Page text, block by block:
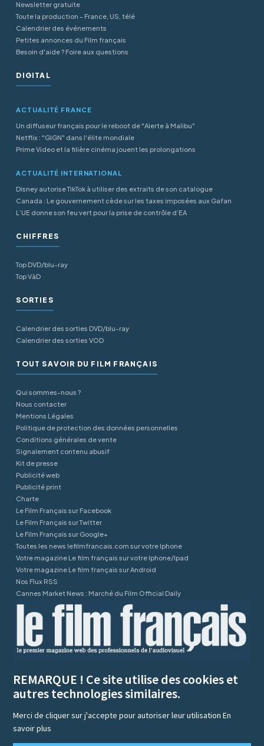
Newsletter gratuite
Toute la production - France, US, télé
Calendrier des événements
Petites annonces du Film français
Besoin d'aide ? Foire aux questions
DIGITAL
ACTUALITÉ FRANCE
Un diffuseur français pour le reboot de "Alerte à Malibu"
Netflix : "GIGN" dans l'élite mondiale
Prime Video et la filière cinéma jouent les prolongations
ACTUALITÉ INTERNATIONAL
Disney autorise TikTok à utiliser des extraits de son catalogue
Canada : Le gouvernement cède sur les taxes imposées aux Gafan
L’UE donne son feu vert pour la prise de contrôle d’EA
CHIFFRES
Top DVD/blu-ray
Top VàD
SORTIES
Calendrier des sorties DVD/blu-ray
Calendrier des sorties VOD
TOUT SAVOIR DU FILM FRANÇAIS
Qui sommes-nous ?
Nous contacter
Mentions Légales
Politique de protection des données personnelles
Conditions générales de vente
Signalement contenu abusif
Kit de presse
Publicité web
Publicité print
Charte
Le Film Français sur Facebook
Le Film Français sur Twitter
Le Film Français sur Google+
Toutes les news lefilmfrancais.com sur votre Iphone
Votre magazine Le film français sur votre Iphone/Ipad
Votre magazine Le film français sur Android
Nos Flux RSS
Cannes Market News : Marché du Film Official Daily
REMARQUE ! Ce site utilise des cookies et
autres technologies similaires.
Merci de cliquer sur j'accepte pour autoriser leur utilisationEn
savoir plus